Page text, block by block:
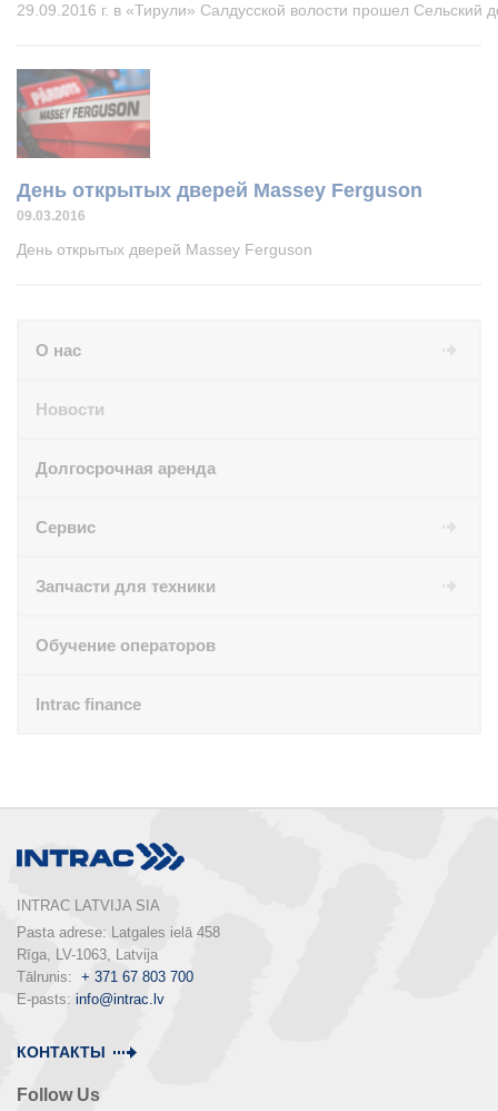
29.09.2016 г. в «Тирули» Салдусской волости прошел Сельский
День открытых дверей Massey Ferguson
09.03.2016
День открытых дверей Massey Ferguson
О нас
Новости
Долгосрочная аренда
Сервис
Запчасти для техники
Обучение операторов
Intrac finance
INTRAC LATVIJA SIA
Pasta adrese: Latgales ielā 458
Rīga, LV-1063, Latvija
Tālrunis: + 371 67 803 700
E-pasts: info@intrac.lv
КОНТАКТЫ
Follow Us